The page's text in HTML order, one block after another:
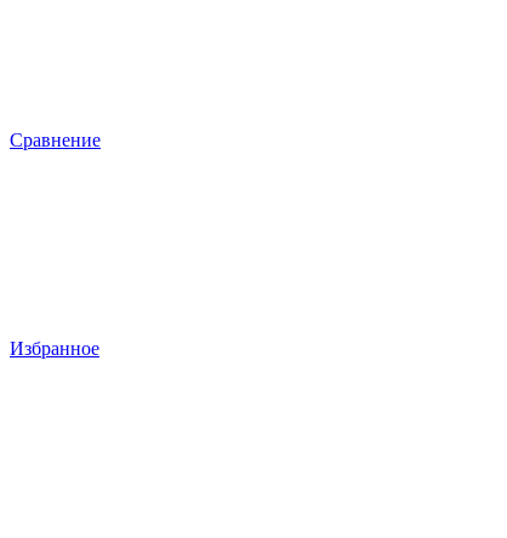
Сравнение
Избранное